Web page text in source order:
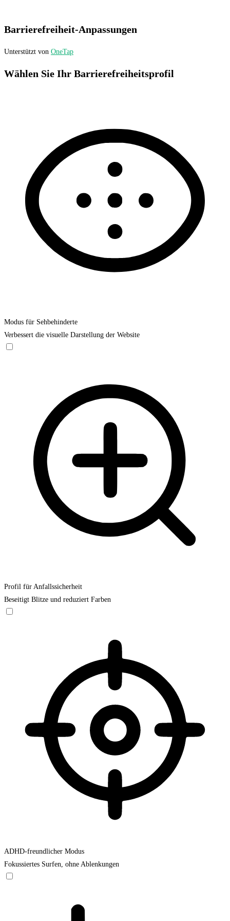
Barrierefreiheit-Anpassungen
Unterstützt von OneTap
Wählen Sie Ihr Barrierefreiheitsprofil
Modus für Sehbehinderte
Verbessert die visuelle Darstellung der Website
Profil für Anfallssicherheit
Beseitigt Blitze und reduziert Farben
ADHD-freundlicher Modus
Fokussiertes Surfen, ohne Ablenkungen